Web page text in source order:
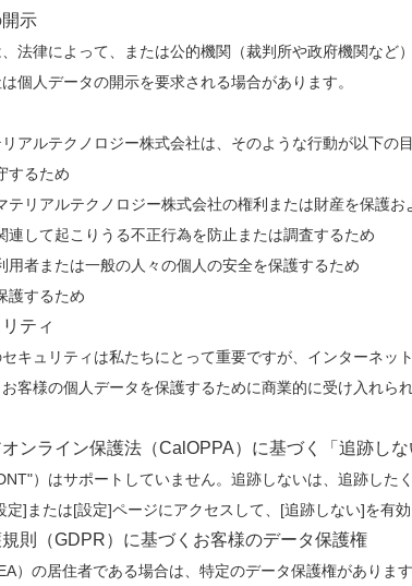
示
法律によって、または公的機関（裁判所や政府機関な
個人データの開示を要求される場合があります。
アルテクノロジー株式会社は、そのような行動が以下の
するため
テリアルテクノロジー株式会社の権利または財産を保護お
連して起こりうる不正行為を防止または調査するため
用者または一般の人々の個人の安全を保護するため
護するため
ティ
キュリティは私たちにとって重要ですが、インターネ
客様の個人データを保護するために商業的に受け入れ
ンライン保護法（CalOPPA）に基づく「追跡し
）はサポートしていません。追跡しないは、追跡した
定]または[設定]ページにアクセスして、[追跡しない]を有効
則（GDPR）に基づくお客様のデータ保護権
）の居住者である場合は、特定のデータ保護権があり